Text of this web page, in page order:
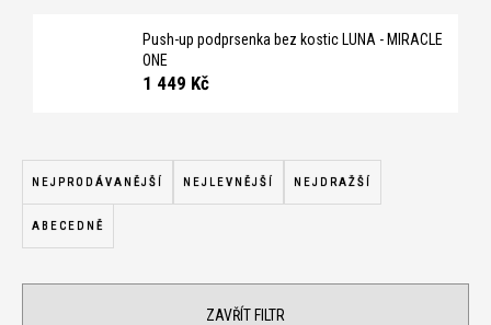
Push-up podprsenka bez kostic LUNA - MIRACLE
ONE
1 449 Kč
Ř
a
z
e
NEJPRODÁVANĚJŠÍ NEJLEVNĚJŠÍ NEJDRAŽŠÍ
ABECEDNĚ
ZAVŘÍT FILTR